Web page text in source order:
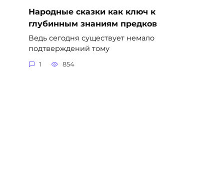
Народные сказки как ключ к
глубинным знаниям предков
Ведь сегодня существует немало
подтверждений тому
1 854